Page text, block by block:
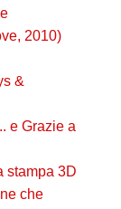
2010)
&
e Grazie a
stampa 3D
che